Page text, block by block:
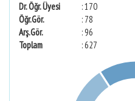
Dr. Öğr. Üyesi
: 170
Öğr.Gör.
: 78
Arş.Gör.
: 96
Toplam
: 627